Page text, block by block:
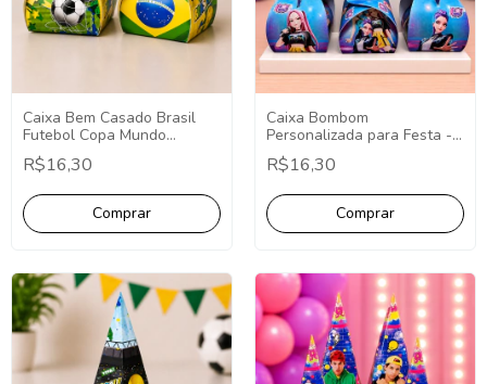
Caixa Bem Casado Brasil
Futebol Copa Mundo
Lembrancinhas 10 Unidades
R$16,30
Caixa Bombom
Personalizada para Festa -
Fazemos Qualquer Tema -
Lembrancinha
R$16,30